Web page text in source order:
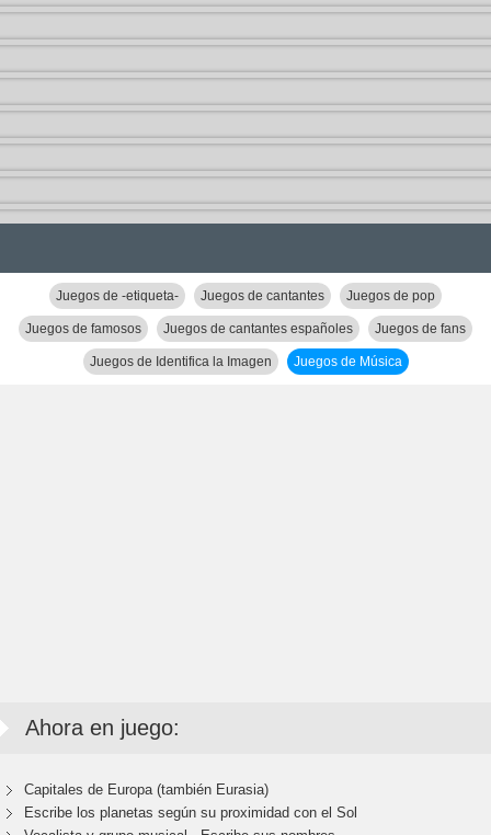
Juegos de -etiqueta- Juegos de cantantes Juegos de pop
Juegos de famosos Juegos de cantantes españoles Juegos de fans
Juegos de Identifica la Imagen Juegos de Música
Ahora en juego:
Capitales de Europa (también Eurasia)
Escribe los planetas según su proximidad con el Sol